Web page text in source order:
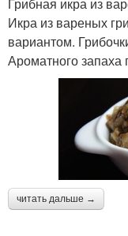
Грибная икра из
Икра из вареных
вариантом.
Ароматного запаха
читать дальше →